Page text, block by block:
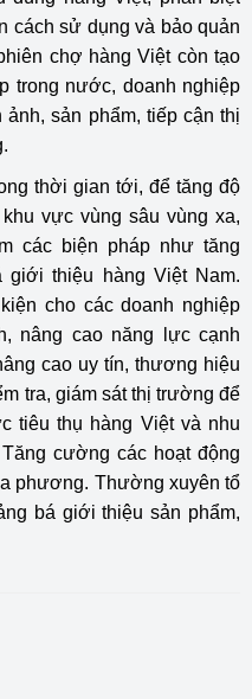
cách sử dụng và bảo quản
chợ hàng Việt còn tạo
trong nước, doanh nghiệp
sản phẩm, tiếp cận thị
thời gian tới, để tăng độ
vực vùng sâu vùng xa,
các biện pháp như tăng
giới thiệu hàng Việt Nam.
cho các doanh nghiệp
nâng cao năng lực cạnh
cao uy tín, thương hiệu
tra, giám sát thị trường để
tiêu thụ hàng Việt và nhu
cường các hoạt động
phương. Thường xuyên tổ
bá giới thiệu sản phẩm,